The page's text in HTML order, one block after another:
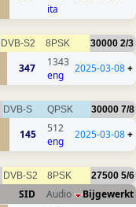
ita
DVB-S2 8PSK 30000 2/3
347
1343
eng
2025-03-08+
DVB-S QPSK 30000 7/8
145
512
eng
2025-03-08+
DVB-S2 8PSK 27500 5/6
SID Audio
Bijgewerkt